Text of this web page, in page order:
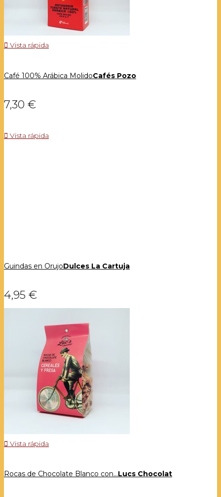
 Vista rápida
Café 100% Arábica MolidoCafés Pozo
7,30 €
 Vista rápida
Guindas en OrujoDulces La Cartuja
4,95 €
 Vista rápida
Rocas de Chocolate Blanco con...Lucs Chocolat